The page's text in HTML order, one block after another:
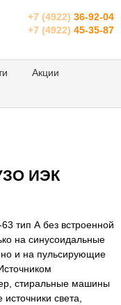
+7 (4922) 36-92-04
+7 (4922) 45-35-87
Акции
ИЭК
тип А без встроенной
на синусоидальные
и на пульсирующие
стиральные машины
света,